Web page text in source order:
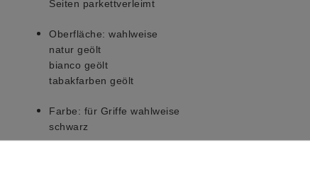
Seiten parkettverleimt
Oberfläche: wahlweise
natur geölt
bianco geölt
tabakfarben geölt
Farbe: für Griffe wahlweise
schwarz
grau
Das Metallgestell wird in der gleichen Farbe wie die